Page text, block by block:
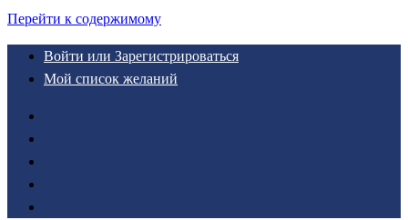
Перейти к содержимому
Войти или Зарегистрироваться
Мой список желаний